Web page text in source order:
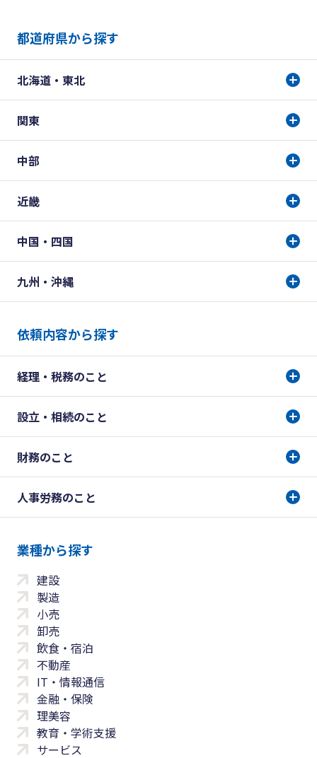
都道府県から探す
北海道・東北
関東
中部
近畿
中国・四国
九州・沖縄
依頼内容から探す
経理・税務のこと
設立・相続のこと
財務のこと
人事労務のこと
業種から探す
建設
製造
小売
卸売
飲食・宿泊
不動産
IT・情報通信
金融・保険
理美容
教育・学術支援
サービス